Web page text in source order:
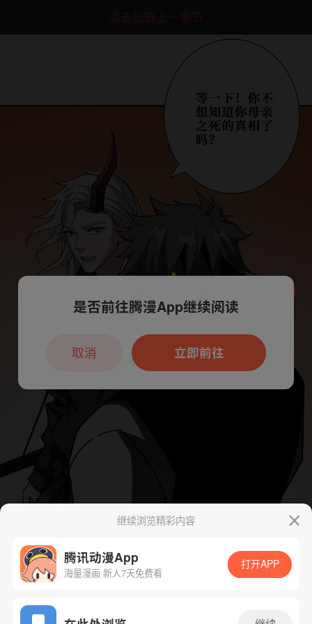
点击加载上一章节
App免费看
继续浏览精彩内容
腾讯动漫App
海量漫画 新人7天免费看
打开APP
本章节仅支持App阅读，可打开App新用
户7天免费看
是否前往腾漫App继续阅读
立即前往
取消